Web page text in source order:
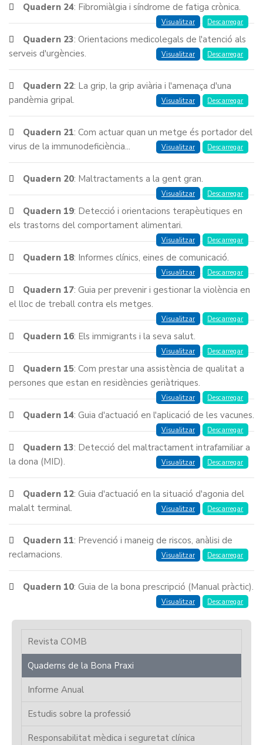
Quadern 24: Fibromiàlgia i síndrome de fatiga crònica.
Visualitzar Descarregar
Quadern 23: Orientacions medicolegals de l'atenció als
serveis d'urgències.
Visualitzar Descarregar
Quadern 22: La grip, la grip aviària i l'amenaça d'una
pandèmia gripal.
Visualitzar Descarregar
Quadern 21: Com actuar quan un metge és portador del
virus de la immunodeficiència...
Visualitzar Descarregar
Quadern 20: Maltractaments a la gent gran.
Visualitzar Descarregar
Quadern 19: Detecció i orientacions terapèutiques en
els trastorns del comportament alimentari.
Visualitzar Descarregar
Quadern 18: Informes clínics, eines de comunicació.
Visualitzar Descarregar
Quadern 17: Guia per prevenir i gestionar la violència en
el lloc de treball contra els metges.
Visualitzar Descarregar
Quadern 16: Els immigrants i la seva salut.
Visualitzar Descarregar
Quadern 15: Com prestar una assistència de qualitat a
persones que estan en residències geriàtriques.
Visualitzar Descarregar
Quadern 14: Guia d'actuació en l'aplicació de les vacunes.
Visualitzar Descarregar
Quadern 13: Detecció del maltractament intrafamiliar a
la dona (MID).
Visualitzar Descarregar
Quadern 12: Guia d'actuació en la situació d'agonia del
malalt terminal.
Visualitzar Descarregar
Quadern 11: Prevenció i maneig de riscos, anàlisi de
reclamacions.
Visualitzar Descarregar
Quadern 10: Guia de la bona prescripció (Manual pràctic).
Visualitzar Descarregar
Revista COMB
Quaderns de la Bona Praxi
Informe Anual
Estudis sobre la professió
Responsabilitat mèdica i seguretat clínica